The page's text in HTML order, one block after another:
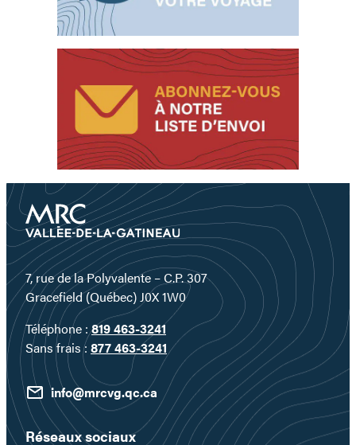
Ça
l’hiver!
Ça
sent
l’hiver!
7, rue de la Polyvalente – C.P. 307
Gracefield (Québec) J0X 1W0
Téléphone :819 463-3241
Sans frais : 877 463-3241
info@mrcvg.qc.ca
Réseaux sociaux